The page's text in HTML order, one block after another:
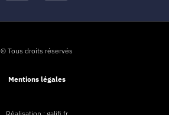
© Tous droits réservés
Mentions légales